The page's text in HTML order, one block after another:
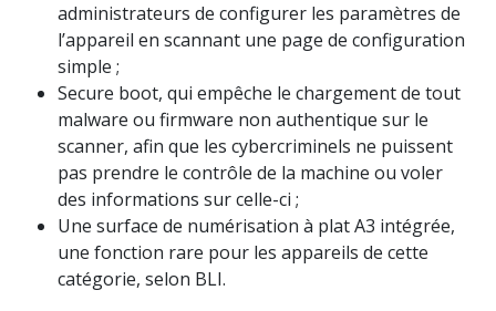
administrateurs de configurer les paramètres de
l’appareil en scannant une page de configuration
simple ;
Secure boot, qui empêche le chargement de tout
malware ou firmware non authentique sur le
scanner, afin que les cybercriminels ne puissent
pas prendre le contrôle de la machine ou voler
des informations sur celle-ci ;
Une surface de numérisation à plat A3 intégrée,
une fonction rare pour les appareils de cette
catégorie, selon BLI.